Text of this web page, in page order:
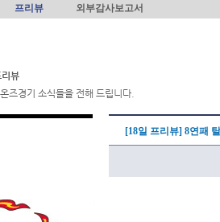
프리뷰 외부감사보고서
뷰
즈경기 소식들을 전해 드립니다.
[18일 프리뷰] 8연패